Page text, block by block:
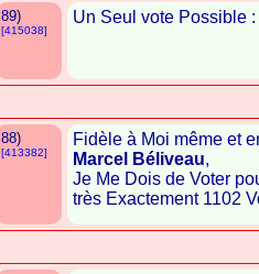
89)
[415038]
Un Seul vote Possible
88)
[413382]
Fidèle à Moi même et
Marcel Béliveau,
Je Me Dois de Voter
très Exactement 1102